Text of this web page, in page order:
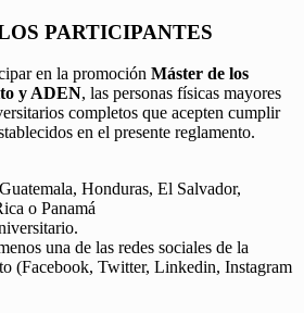
PARTICIPANTES
en la promoción Máster de los
y ADEN, las personas físicas mayores
completos que acepten cumplir
en el presente reglamento.
Honduras, El Salvador,
o Panamá
una de las redes sociales de la
(Facebook, Twitter, Linkedin, Instagram